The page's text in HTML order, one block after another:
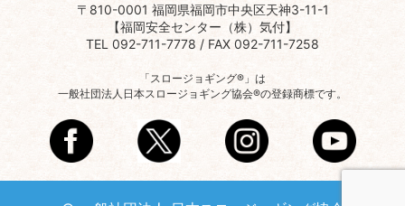
〒810-0001 福岡県福岡市中央区天神3-11-1
【福岡安全センター（株）気付】
TEL 092-711-7778 / FAX 092-711-7258
「スロージョギング®」は
一般社団法人日本スロージョギング協会®の登録商標です。